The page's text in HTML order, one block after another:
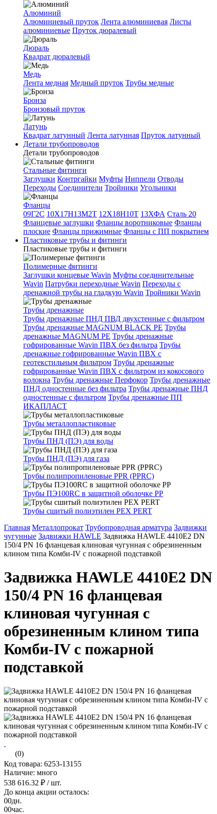
Алюминий
Алюминиевый пруток Лента алюминиевая Листы
алюминиевые Пруток дюралевый
Дюраль
Квадрат дюралевый
Медь
Лента медная Медный пруток Трубы медные
Бронза
Бронзовый пруток
Латунь
Квадрат латунный Лента латунная Пруток латунный
Детали трубопроводов
Детали трубопроводов
Стальные фитинги
Заглушки Контргайки Муфты Ниппели Отводы
Переходы Соединители Тройники Угольники
Фланцы
09Г2С 10Х17Н13М2Т 12Х18Н10Т 13ХФА Сталь 20
Фланцевые заглушки Фланцы воротниковые Фланцы
плоские Фланцы прижимные Фланцы с ПП покрытием
Пластиковые трубы и фитинги
Пластиковые трубы и фитинги
Полимерные фитинги
Заглушки концевые Wavin Муфты соединительные
Wavin Патрубки переходные Wavin Переходы с
дренажной трубы на гладкую Wavin Тройники Wavin
Трубы дренажные
Трубы дренажные ПНД ПВД двухстенные с фильтром
Трубы дренажные MAGNUM BLACK PE Трубы
дренажные MAGNUM PE Трубы дренажные
гофрированные Wavin ПВХ без фильтра Трубы
дренажные гофрированные Wavin ПВХ с
геотекстильным фильтром Трубы дренажные
гофрированные Wavin ПВХ с фильтром из кокосового
волокна Трубы дренажные Перфокор Трубы дренажные
ПНД одностенные без фильтра Трубы дренажные ПНД
одностенные с фильтром Трубы дренажные ПП
ИКАПЛАСТ
Трубы металлопластиковые
Трубы ПНД (ПЭ) для воды
Трубы ПНД (ПЭ) для газа
Трубы полипропиленовые PPR (PPRC)
Трубы ПЭ100RC в защитной оболочке PP
Трубы сшитый полиэтилен PEX PERT
Главная Металлопрокат Трубопроводная арматура Задвижки
чугунные Задвижки HAWLE Задвижка HAWLE 4410E2 DN
150/4 PN 16 фланцевая клиновая чугунная с обрезиненным
клином типа Комби-IV с пожарной подставкой
Задвижка HAWLE 4410E2 DN
150/4 PN 16 фланцевая
клиновая чугунная с
обрезиненным клином типа
Комби-IV с пожарной
подставкой
(0)
Код товара: 6253-13155
Наличие: много
538 616.32 ₽ / шт.
До конца акции осталось:
00дн.
00час.